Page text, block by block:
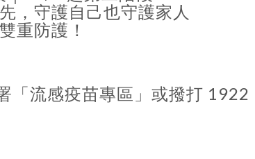
，守護自己也守護家人
重防護！
「流感疫苗專區」或撥打 1922